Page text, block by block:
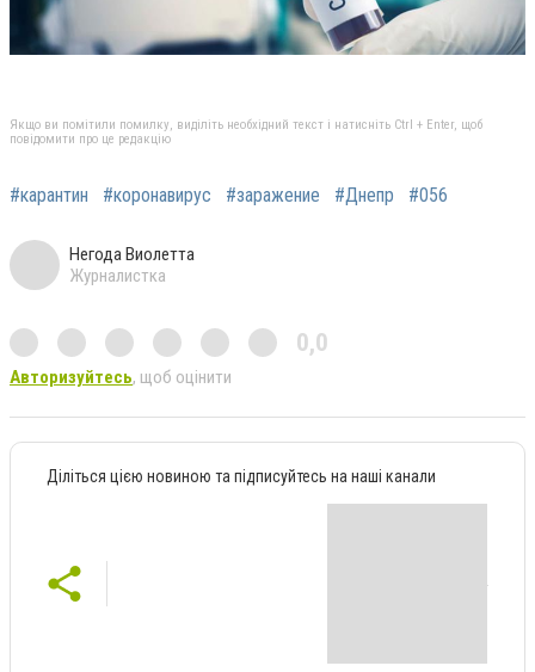
Якщо ви помітили помилку, виділіть необхідний текст і натисніть Ctrl + Enter, щоб
повідомити про це редакцію
#карантин #коронавирус #заражение #Днепр #056
Негода Виолетта
Журналистка
0,0
Авторизуйтесь, щоб оцінити
Діліться цією новиною та підписуйтесь на наші канали